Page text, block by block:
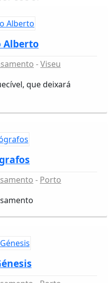
Alberto
Viseu
que deixará
Porto